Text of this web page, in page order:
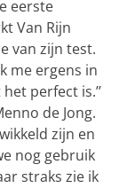
eerste
Van Rijn
van zijn test.
me ergens in
perfect is.’’
de Jong.
zijn en
nog gebruik
straks zie ik